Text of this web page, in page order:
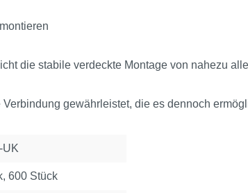
die stabile verdeckte Montage von nahezu
gewährleistet, die es dennoch
UK
600 Stück